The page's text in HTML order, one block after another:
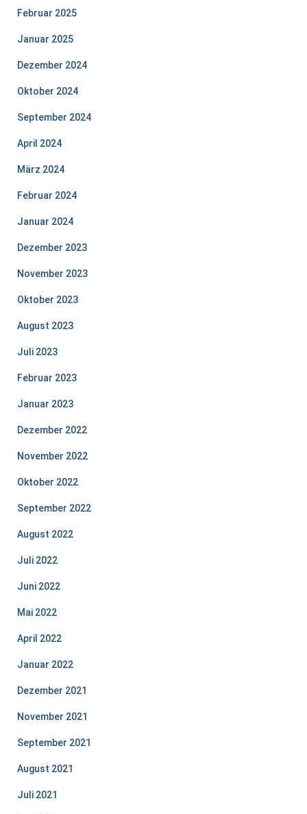
Februar 2025
Januar 2025
Dezember 2024
Oktober 2024
September 2024
April 2024
März 2024
Februar 2024
Januar 2024
Dezember 2023
November 2023
Oktober 2023
August 2023
Juli 2023
Februar 2023
Januar 2023
Dezember 2022
November 2022
Oktober 2022
September 2022
August 2022
Juli 2022
Juni 2022
Mai 2022
April 2022
Januar 2022
Dezember 2021
November 2021
September 2021
August 2021
Juli 2021